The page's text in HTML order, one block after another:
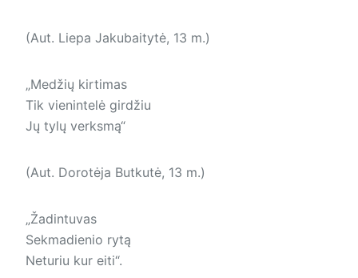
(Aut. Liepa Jakubaitytė, 13 m.)
„Medžių kirtimas
Tik vienintelė girdžiu
Jų tylų verksmą“
(Aut. Dorotėja Butkutė, 13 m.)
„Žadintuvas
Sekmadienio rytą
Neturiu kur eiti“.